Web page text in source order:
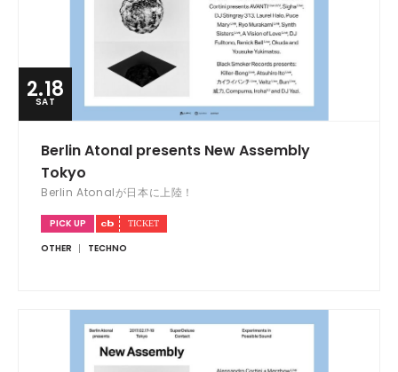
2.18
SAT
Berlin Atonal presents New Assembly
Tokyo
Berlin Atonalが日本に上陸！
PICK UP
OTHER
TECHNO